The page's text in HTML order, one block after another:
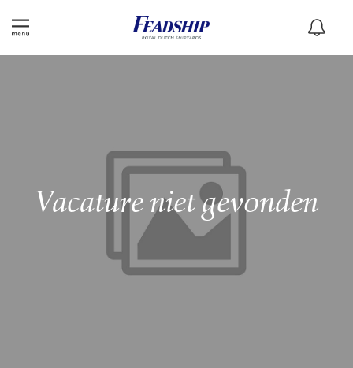
Vacature niet gevonden